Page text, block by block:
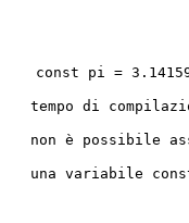
const pi =
tempo di
non è possibile
una variabile